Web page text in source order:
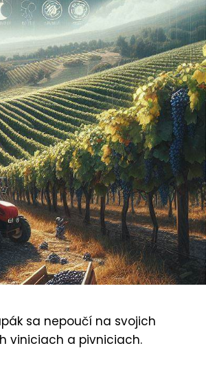
sa nepoučí na svojich
viniciach a pivniciach.